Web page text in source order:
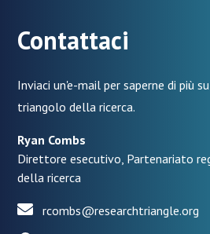
Contattaci
Inviaci un'e-mail per saperne di più
triangolo della ricerca.
Ryan Combs
Direttore esecutivo, Partenariato
della ricerca
rcombs@researchtriangle.org